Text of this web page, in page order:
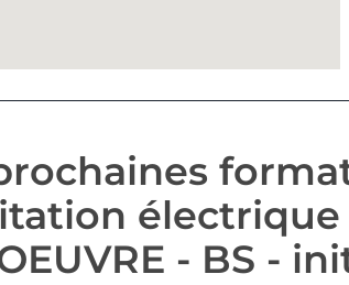
électrique
- BS -